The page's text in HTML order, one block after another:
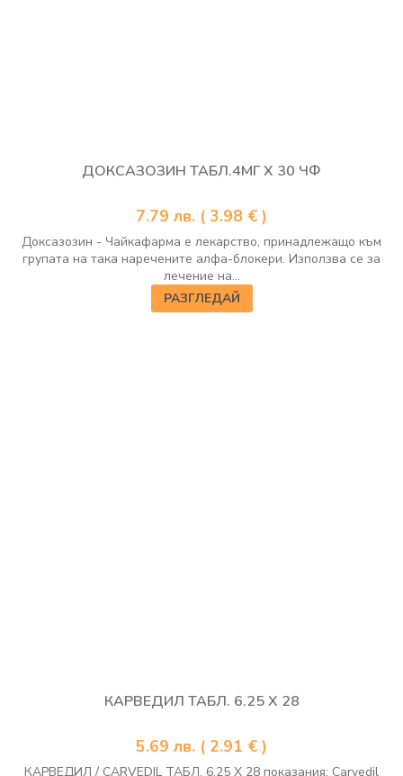
ДОКСАЗОЗИН ТАБЛ.4МГ Х 30 ЧФ
7.79 лв. ( 3.98 € )
Доксазозин - Чайкафарма е лекарство, принадлежащо към
групата на така наречените алфа-блокери. Използва се за
лечение на...
РАЗГЛЕДАЙ
КАРВЕДИЛ ТАБЛ. 6.25 Х 28
5.69 лв. ( 2.91 € )
КАРВЕДИЛ / CARVEDIL ТАБЛ. 6.25 Х 28 показания: Carvedil